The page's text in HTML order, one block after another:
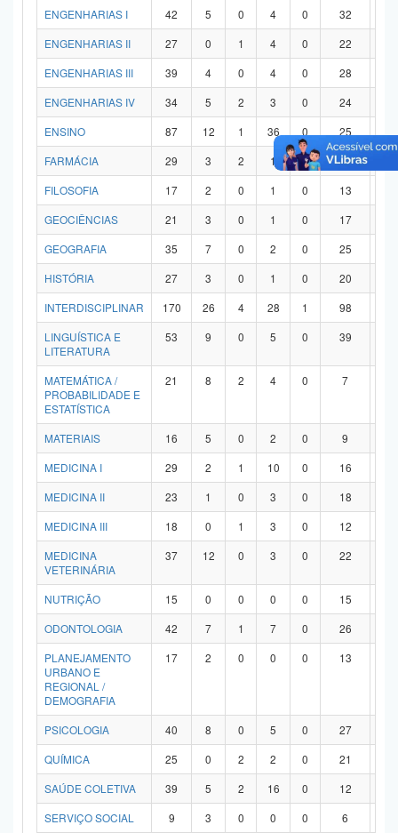
ENGENHARIAS I
42 5 0 4 0 32
ENGENHARIAS II
27 0 1 4 0 22
ENGENHARIAS III
39 4 0 4 0 28
ENGENHARIAS IV
34 5 2 3 0 24
ENSINO
87 12 1 36 0 25
FARMÁCIA
29 3 2 1 0 21
FILOSOFIA
17 2 0 1 0 13
GEOCIÊNCIAS
21 3 0 1 0 17
GEOGRAFIA
35 7 0 2 0 25
HISTÓRIA
27 3 0 1 0 20
INTERDISCIPLINAR
170 26 4 28 1 98
LINGUÍSTICA E
LITERATURA
53 9 0 5 0 39
MATEMÁTICA /
PROBABILIDADE E
ESTATÍSTICA
21 8 2 4 0 7
MATERIAIS 16 5 0 2 0 9
MEDICINA I
29 2 1 10 0 16
MEDICINA II
23 1 0 3 0 18
MEDICINA III
18 0 1 3 0 12
MEDICINA
VETERINÁRIA
37 12 0 3 0 22
NUTRIÇÃO 15 0 0 0 0 15
ODONTOLOGIA
42 7 1 7 0 26
PLANEJAMENTO
URBANO E
REGIONAL /
DEMOGRAFIA
17 2 0 0 0 13
PSICOLOGIA 40 8 0 5 0 27
QUÍMICA
25 0 2 2 0 21
SAÚDE COLETIVA
39 5 2 16 0 12
SERVIÇO SOCIAL
9 3 0 0 0 6